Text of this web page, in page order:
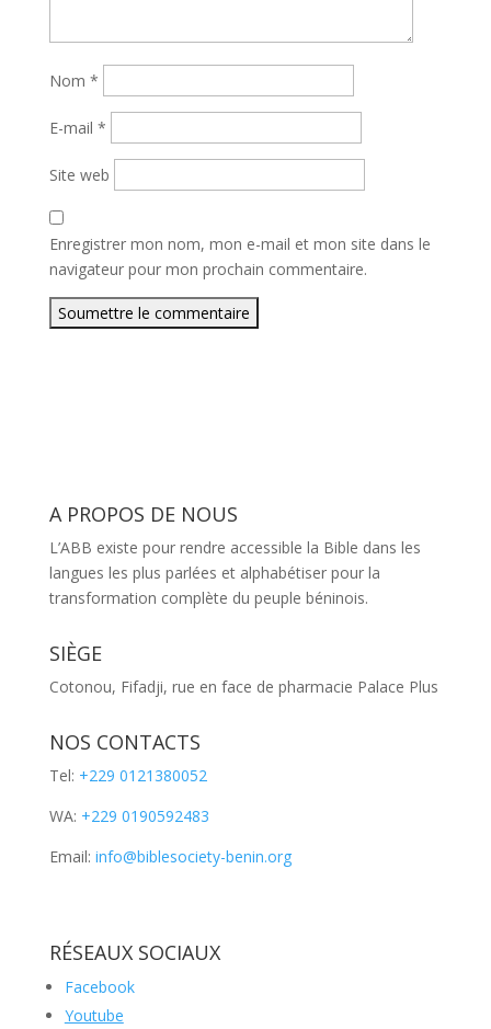
Nom *
E-mail *
Site web
Enregistrer mon nom, mon e-mail et mon site dans le
navigateur pour mon prochain commentaire.
Soumettre le commentaire
A PROPOS DE NOUS
L’ABB existe pour rendre accessible la Bible dans les
langues les plus parlées et alphabétiser pour la
transformation complète du peuple béninois.
SIÈGE
Cotonou, Fifadji, rue en face de pharmacie Palace Plus
NOS CONTACTS
Tel: +229 0121380052
WA: +229 0190592483
Email: info@biblesociety-benin.org
RÉSEAUX SOCIAUX
Facebook
Youtube